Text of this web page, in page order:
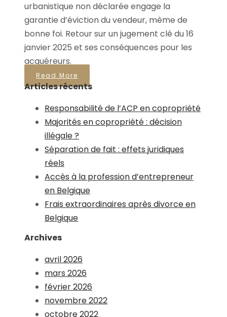
urbanistique non déclarée engage la
garantie d’éviction du vendeur, même de
bonne foi. Retour sur un jugement clé du 16
janvier 2025 et ses conséquences pour les
acquéreurs.
Read More
Articles récents
Responsabilité de l’ACP en copropriété
Majorités en copropriété : décision
illégale ?
Séparation de fait : effets juridiques
réels
Accès à la profession d’entrepreneur
en Belgique
Frais extraordinaires après divorce en
Belgique
Archives
avril 2026
mars 2026
février 2026
novembre 2022
octobre 2022